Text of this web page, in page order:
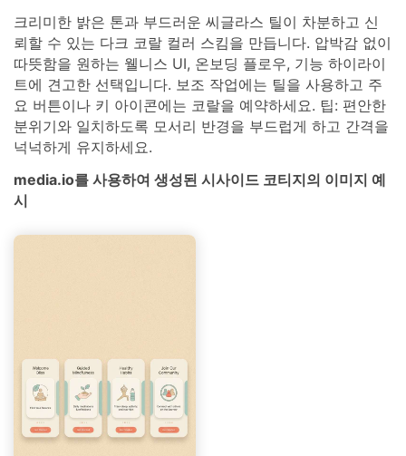
크리미한 밝은 톤과 부드러운 씨글라스 틸이 차분하고 신
뢰할 수 있는 다크 코랄 컬러 스킴을 만듭니다. 압박감 없이
따뜻함을 원하는 웰니스 UI, 온보딩 플로우, 기능 하이라이
트에 견고한 선택입니다. 보조 작업에는 틸을 사용하고 주
요 버튼이나 키 아이콘에는 코랄을 예약하세요. 팁: 편안한
분위기와 일치하도록 모서리 반경을 부드럽게 하고 간격을
넉넉하게 유지하세요.
media.io를 사용하여 생성된 시사이드 코티지의 이미지 예
시